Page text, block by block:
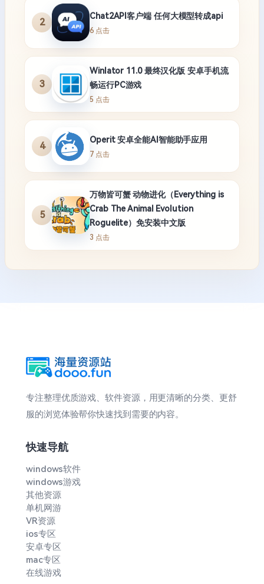
2
Chat2API客户端 任何大模型转成api
6 点击
3
Winlator 11.0 最终汉化版 安卓手机流
畅运行PC游戏
5 点击
4
Operit 安卓全能AI智能助手应用
7 点击
5
万物皆可蟹 动物进化（Everything is
Crab The Animal Evolution
Roguelite）免安装中文版
3 点击
专注整理优质游戏、软件资源，用更清晰的分类、更舒
服的浏览体验帮你快速找到需要的内容。
快速导航
windows软件
windows游戏
其他资源
单机网游
VR资源
ios专区
安卓专区
mac专区
在线游戏